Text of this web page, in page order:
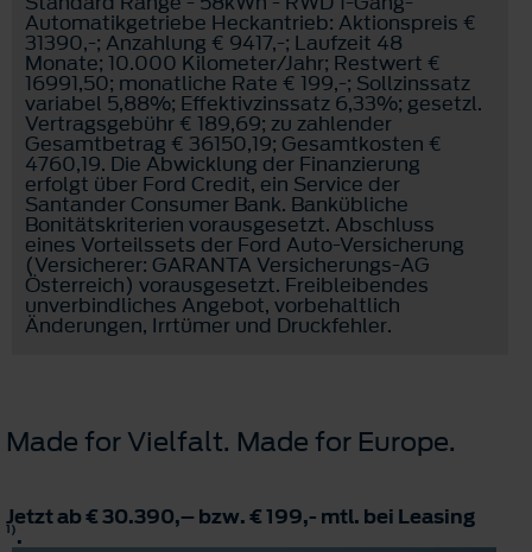
Automatikgetriebe Heckantrieb: Aktionspreis €
31390,-; Anzahlung € 9417,-; Laufzeit 48
Monate; 10.000 Kilometer/Jahr; Restwert €
16991,50; monatliche Rate € 199,-; Sollzinssatz
variabel 5,88%; Effektivzinssatz 6,33%; gesetzl.
Vertragsgebühr € 189,69; zu zahlender
Gesamtbetrag € 36150,19; Gesamtkosten €
4760,19. Die Abwicklung der Finanzierung
erfolgt über Ford Credit, ein Service der
Santander Consumer Bank. Bankübliche
Bonitätskriterien vorausgesetzt. Abschluss
eines Vorteilssets der Ford Auto-Versicherung
(Versicherer: GARANTA Versicherungs-AG
Österreich) vorausgesetzt. Freibleibendes
unverbindliches Angebot, vorbehaltlich
Änderungen, Irrtümer und Druckfehler.
Made for Vielfalt. Made for Europe.
Jetzt ab € 30.390,– bzw. € 199,- mtl. bei Leasing
1).